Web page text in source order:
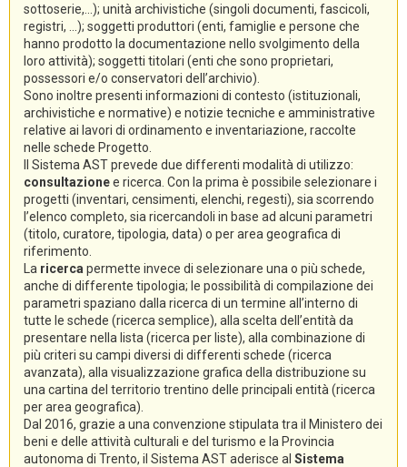
sottoserie,...); unità archivistiche (singoli documenti, fascicoli,
registri, ...); soggetti produttori (enti, famiglie e persone che
hanno prodotto la documentazione nello svolgimento della
loro attività); soggetti titolari (enti che sono proprietari,
possessori e/o conservatori dell’archivio).
Sono inoltre presenti informazioni di contesto (istituzionali,
archivistiche e normative) e notizie tecniche e amministrative
relative ai lavori di ordinamento e inventariazione, raccolte
nelle schede Progetto.
Il Sistema AST prevede due differenti modalità di utilizzo:
consultazionee ricerca. Con la prima è possibile selezionare i
progetti (inventari, censimenti, elenchi, regesti), sia scorrendo
l’elenco completo, sia ricercandoli in base ad alcuni parametri
(titolo, curatore, tipologia, data) o per area geografica di
riferimento.
La ricerca permette invece di selezionare una o più schede,
anche di differente tipologia; le possibilità di compilazione dei
parametri spaziano dalla ricerca di un termine all’interno di
tutte le schede (ricerca semplice), alla scelta dell’entità da
presentare nella lista (ricerca per liste), alla combinazione di
più criteri su campi diversi di differenti schede (ricerca
avanzata), alla visualizzazione grafica della distribuzione su
una cartina del territorio trentino delle principali entità (ricerca
per area geografica).
Dal 2016, grazie a una convenzione stipulata tra il Ministero dei
beni e delle attività culturali e del turismo e la Provincia
autonoma di Trento, il Sistema AST aderisce al Sistema